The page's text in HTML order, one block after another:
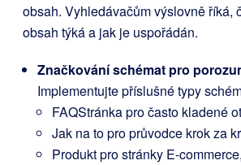
obsah. Vyhledávačům výslovně říká,
obsah týká a jak je uspořádán.
Značkování schémat pro
Implementujte příslušné typy
FAQStránkapro často kladené
Jak na topro průvodce krok za
Produktpro stránky E-